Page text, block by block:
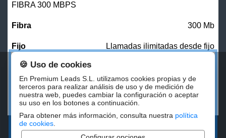
FIBRA 300 MBPS
300 Mb
Llamadas ilimitadas desde fijo
27,00 €/mes
CONTRATAR
🍪 Uso de cookies
En Premium Leads S.L. utilizamos cookies propias y de
terceros para realizar análisis de uso y de medición de
nuestra web, puedes cambiar la configuración o aceptar
su uso en los botones a continuación.
Para obtener más información, consulta nuestra política
de cookies